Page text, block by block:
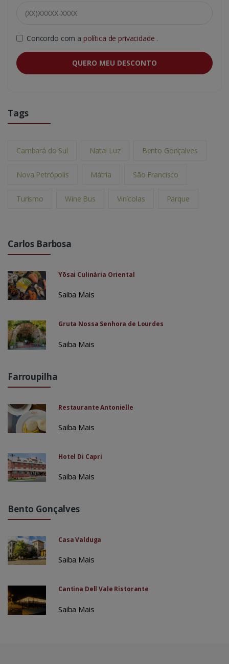
Concordo com a política de privacidade .
QUERO MEU DESCONTO
Tags
Cambará do Sul Natal Luz Bento Gonçalves
Nova Petrópolis Mátria São Francisco
Turismo Wine Bus Vinícolas Parque
Carlos Barbosa
Yōsai Culinária Oriental
Saiba Mais
Gruta Nossa Senhora de Lourdes
Saiba Mais
Farroupilha
Restaurante Antonielle
Saiba Mais
Hotel Di Capri
Saiba Mais
Bento Gonçalves
Casa Valduga
Saiba Mais
Cantina Dell Vale Ristorante
Saiba Mais